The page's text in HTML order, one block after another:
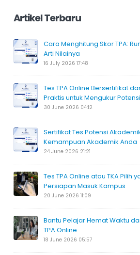
Artikel Terbaru
Cara Menghitung Skor TPA:
Arti Nilainya
16 July 2026 17:48
Tes TPA Online Bersertifikat
Praktis untuk Mengukur
30 June 2026 04:12
Sertifikat Tes Potensi
Kemampuan Akademik Anda
24 June 2026 21:21
Tes TPA Online atau TKA Pilih
Persiapan Masuk Kampus
20 June 2026 11:09
Bantu Pelajar Hemat Waktu
TPA Online
18 June 2026 05:57